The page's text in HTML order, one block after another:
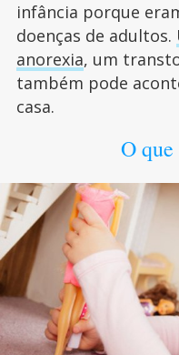
infância porque
doenças de adultos.
anorexia, um
também pode
casa.
O